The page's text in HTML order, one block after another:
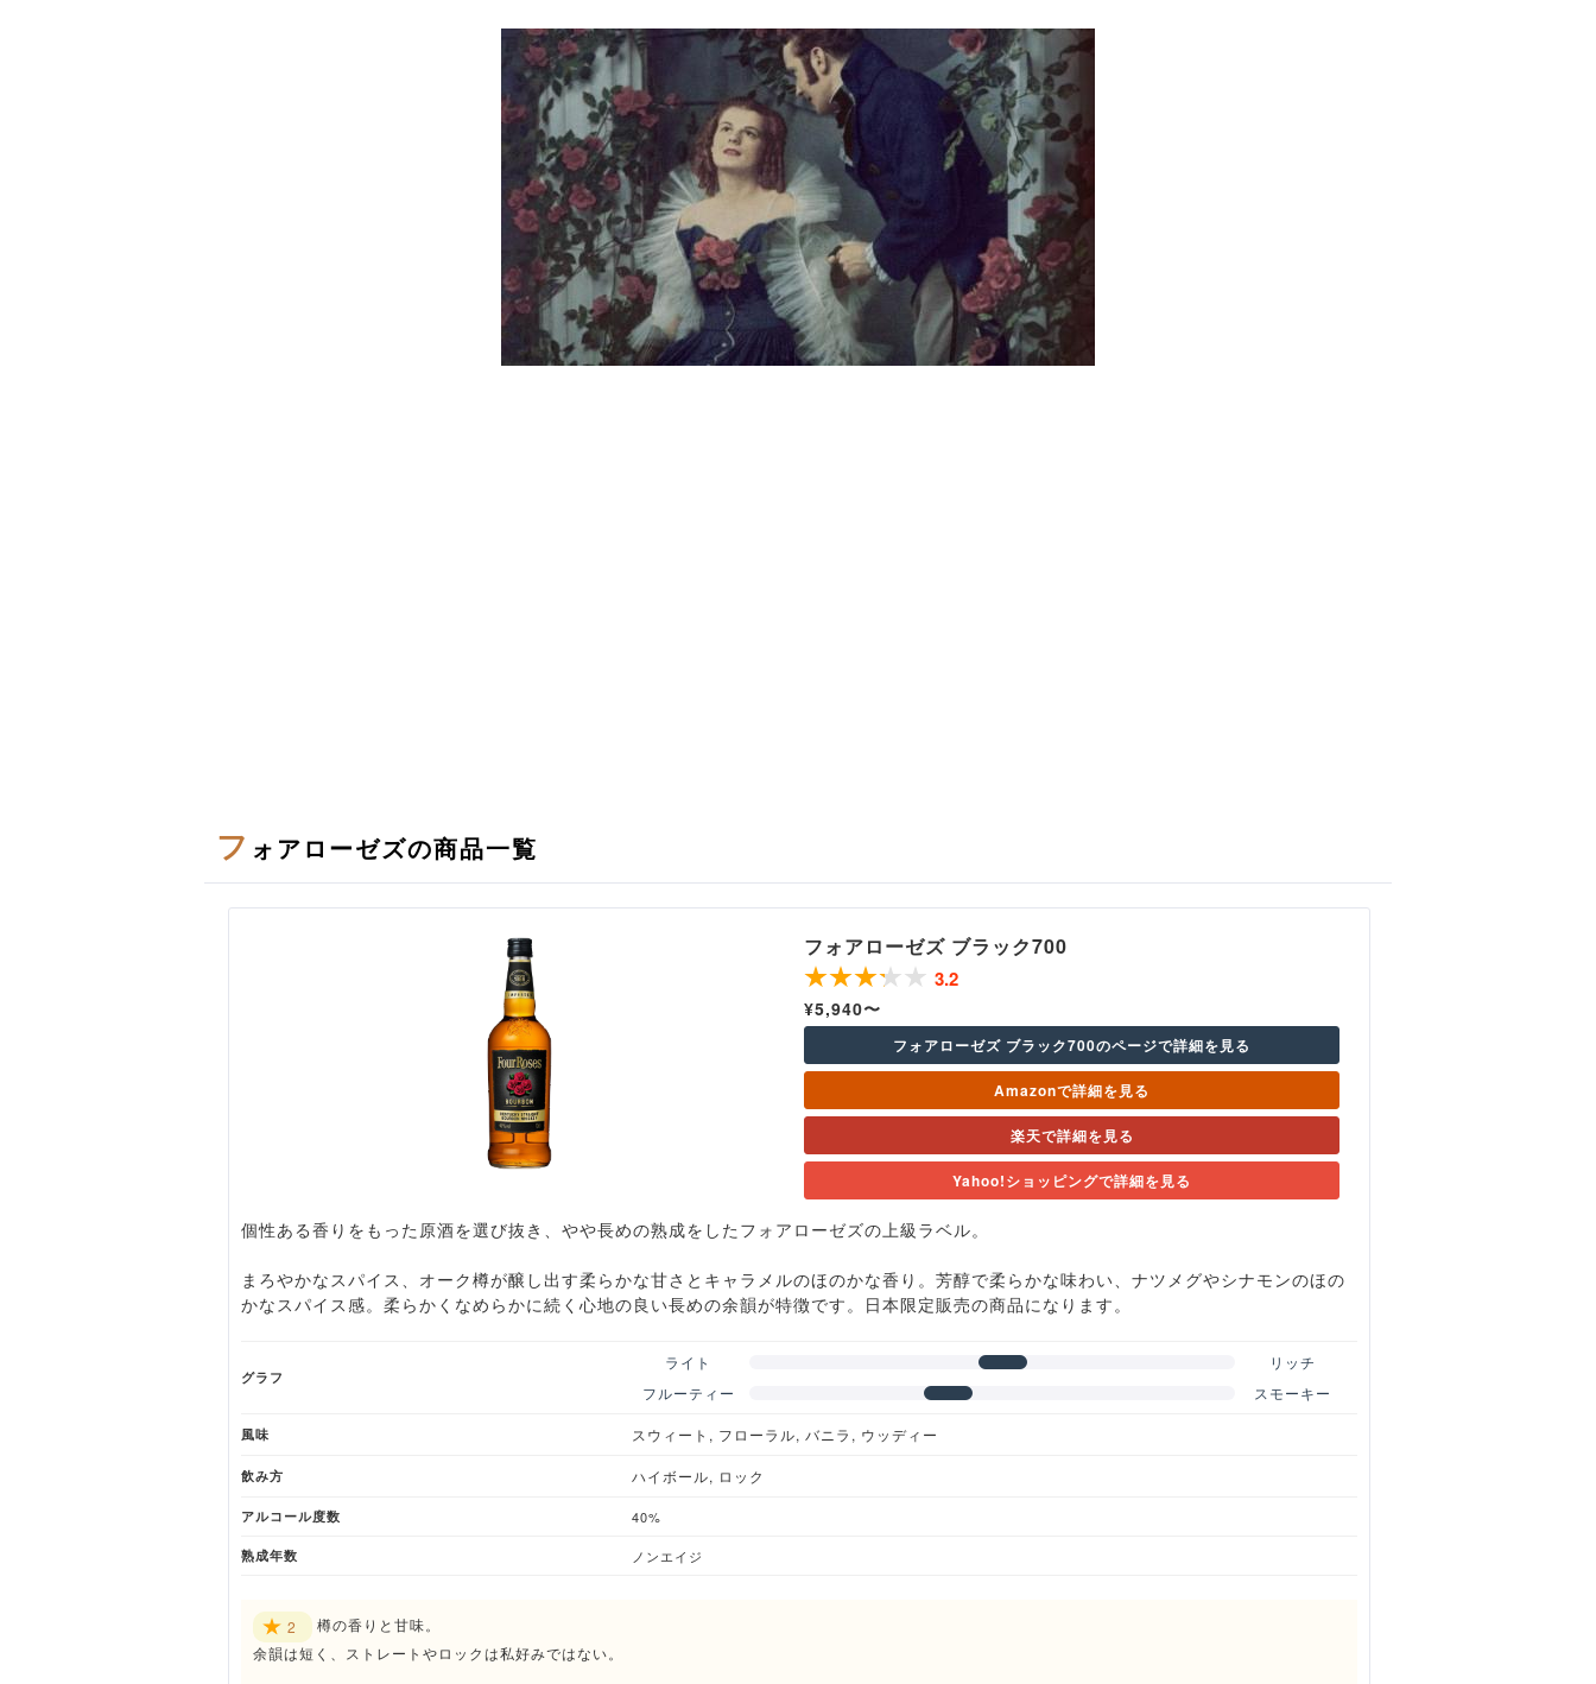
フ ォアローゼズの商品一覧
フォアローゼズ ブラック700
3.2
¥5,940〜
フォアローゼズ ブラック700のページで詳細を見る
Amazonで詳細を見る
楽天で詳細を見る
Yahoo!ショッピングで詳細を見る
個性ある香りをもった原酒を選び抜き、やや長めの熟成をしたフォアローゼズの上級ラベル。
まろやかなスパイス、オーク樽が醸し出す柔らかな甘さとキャラメルのほのかな香り。芳醇で柔らかな味わい、ナツメグやシナモンのほの
かなスパイス感。柔らかくなめらかに続く心地の良い長めの余韻が特徴です。日本限定販売の商品になります。
グラフ
ライト
リッチ
フルーティー
スモーキー
風味 スウィート, フローラル, バニラ, ウッディー
飲み方 ハイボール, ロック
アルコール度数 40%
熟成年数 ノンエイジ
2
樽の香りと甘味。
余韻は短く、ストレートやロックは私好みではない。